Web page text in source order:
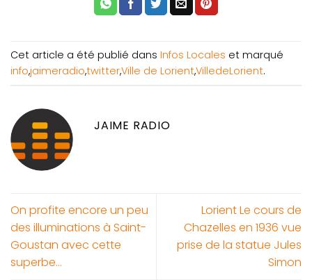
Cet article a été publié dans Infos Locales et marqué
info,jaimeradio,twitter,Ville de Lorient,VilledeLorient.
JAIME RADIO
On profite encore un peu
des illuminations à Saint-
Goustan avec cette
superbe…
Lorient Le cours de
Chazelles en 1936 vue
prise de la statue Jules
Simon